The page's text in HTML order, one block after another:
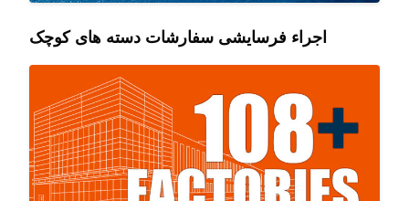
اجراء فرسایشی سفارشات دسته های کوچک